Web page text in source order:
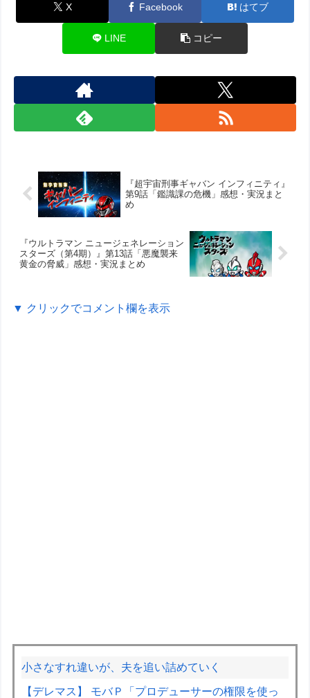
X Facebook はてブ
LINE コピー
『超宇宙刑事ギャバン インフィニティ』
第9話「鑑識課の危機」感想・実況まと
め
『ウルトラマン ニュージェネレーション
スターズ（第4期）』第13話「悪魔襲来
黄金の脅威」感想・実況まとめ
▼ クリックでコメント欄を表示
小さなすれ違いが、夫を追い詰めていく
【デレマス】 モバＰ「プロデューサーの権限を使っ